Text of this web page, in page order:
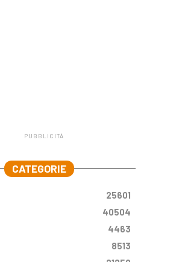
PUBBLICITÀ
CATEGORIE
25601
40504
4463
8513